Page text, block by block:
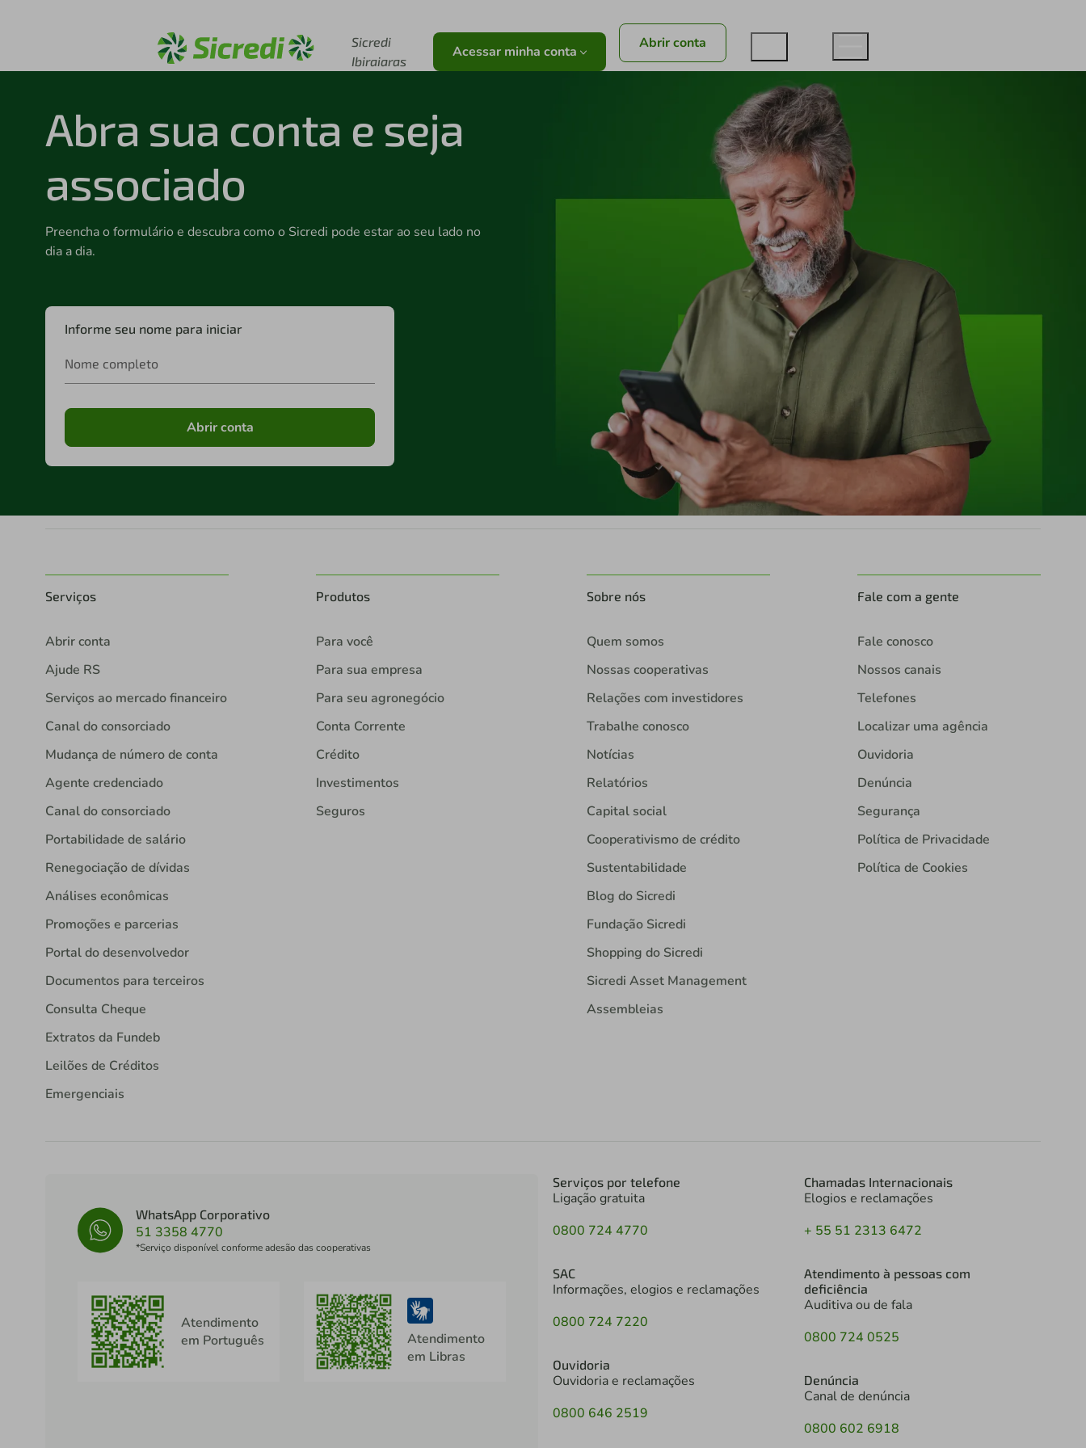
Sicredi
Ibiraiaras
Acessar minha conta Abrir conta
Abra sua conta e seja
associado
Preencha o formulário e descubra como o Sicredi pode estar ao seu lado no
dia a dia.
Informe seu nome para iniciar
Nome completo
Abrir conta
Serviços
Abrir conta
Ajude RS
Serviços ao mercado financeiro
Canal do consorciado
Mudança de número de conta
Agente credenciado
Canal do consorciado
Portabilidade de salário
Renegociação de dívidas
Análises econômicas
Promoções e parcerias
Portal do desenvolvedor
Documentos para terceiros
Consulta Cheque
Extratos da Fundeb
Leilões de Créditos
Emergenciais
Produtos
Para você
Para sua empresa
Para seu agronegócio
Conta Corrente
Crédito
Investimentos
Seguros
Sobre nós
Quem somos
Nossas cooperativas
Relações com investidores
Trabalhe conosco
Notícias
Relatórios
Capital social
Cooperativismo de crédito
Sustentabilidade
Blog do Sicredi
Fundação Sicredi
Shopping do Sicredi
Sicredi Asset Management
Assembleias
Fale com a gente
Fale conosco
Nossos canais
Telefones
Localizar uma agência
Ouvidoria
Denúncia
Segurança
Política de Privacidade
Política de Cookies
WhatsApp Corporativo
51 3358 4770
*Serviço disponível conforme adesão das cooperativas
Atendimento
em Português
Atendimento
em Libras
Serviços por telefone
Ligação gratuita
0800 724 4770
SAC
Informações, elogios e reclamações
0800 724 7220
Ouvidoria
Ouvidoria e reclamações
0800 646 2519
Chamadas Internacionais
Elogios e reclamações
+ 55 51 2313 6472
Atendimento à pessoas com
deficiência
Auditiva ou de fala
0800 724 0525
Denúncia
Canal de denúncia
0800 602 6918